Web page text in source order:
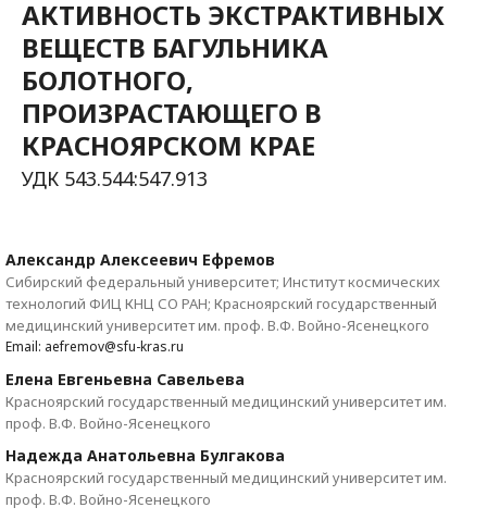
АКТИВНОСТЬ ЭКСТРАКТИВНЫХ
ВЕЩЕСТВ БАГУЛЬНИКА
БОЛОТНОГО,
ПРОИЗРАСТАЮЩЕГО В
КРАСНОЯРСКОМ КРАЕ
УДК 543.544:547.913
Александр Алексеевич Ефремов
Сибирский федеральный университет; Институт космических
технологий ФИЦ КНЦ СО РАН; Красноярский государственный
медицинский университет им. проф. В.Ф. Войно-Ясенецкого
Email: aefremov@sfu-kras.ru
Елена Евгеньевна Савельева
Красноярский государственный медицинский университет им.
проф. В.Ф. Войно-Ясенецкого
Надежда Анатольевна Булгакова
Красноярский государственный медицинский университет им.
проф. В.Ф. Войно-Ясенецкого